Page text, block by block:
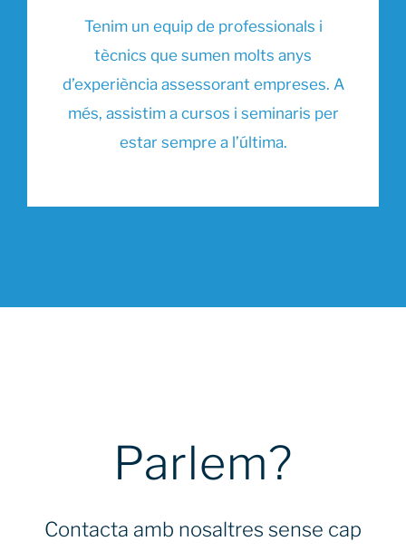
Tenim un equip de professionals i
tècnics que sumen molts anys
d’experiència assessorant empreses. A
més, assistim a cursos i seminaris per
estar sempre a l’última.
see
Parlem?
Contacta amb nosaltres sense cap